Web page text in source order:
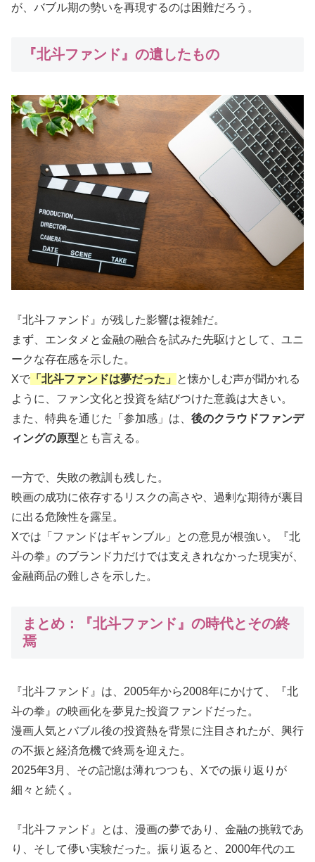
が、バブル期の勢いを再現するのは困難だろう。
『北斗ファンド』の遺したもの
『北斗ファンド』が残した影響は複雑だ。
まず、エンタメと金融の融合を試みた先駆けとして、ユニ
ークな存在感を示した。
Xで 「北斗ファンドは夢だった」
と懐かしむ声が聞かれる
ように、ファン文化と投資を結びつけた意義は大きい。
また、特典を通じた「参加感」は、 後のクラウドファンデ
ィングの原型とも言える。
一方で、失敗の教訓も残した。
映画の成功に依存するリスクの高さや、過剰な期待が裏目
に出る危険性を露呈。
Xでは「ファンドはギャンブル」との意見が根強い。『北
斗の拳』のブランド力だけでは支えきれなかった現実が、
金融商品の難しさを示した。
まとめ：『北斗ファンド』の時代とその終
焉
『北斗ファンド』は、2005年から2008年にかけて、『北
斗の拳』の映画化を夢見た投資ファンドだった。
漫画人気とバブル後の投資熱を背景に注目されたが、興行
の不振と経済危機で終焉を迎えた。
2025年3月、その記憶は薄れつつも、Xでの振り返りが
細々と続く。
『北斗ファンド』とは、漫画の夢であり、金融の挑戦であ
り、そして儚い実験だった。振り返ると、2000年代のエ